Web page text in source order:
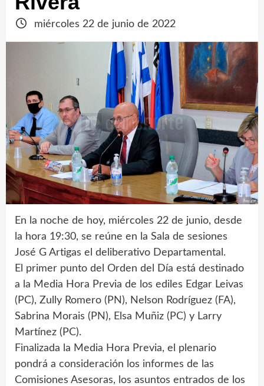
miércoles 22 de junio de 2022
En la noche de hoy, miércoles 22 de junio, desde
la hora 19:30, se reúne en la Sala de sesiones
José G Artigas el deliberativo Departamental.
El primer punto del Orden del Día está destinado
a la Media Hora Previa de los ediles Edgar Leivas
(PC), Zully Romero (PN), Nelson Rodríguez (FA),
Sabrina Morais (PN), Elsa Muñiz (PC) y Larry
Martínez (PC).
Finalizada la Media Hora Previa, el plenario
pondrá a consideración los informes de las
Comisiones Asesoras, los asuntos entrados de los